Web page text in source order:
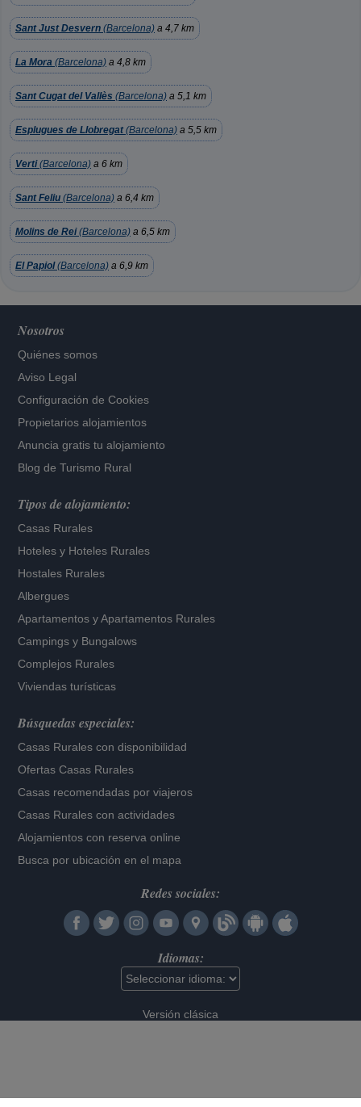
Sant Just Desvern (Barcelona) a 4,7 km
La Mora (Barcelona) a 4,8 km
Sant Cugat del Vallès (Barcelona) a 5,1 km
Esplugues de Llobregat(Barcelona) a 5,5 km
Verti(Barcelona) a 6 km
Sant Feliu (Barcelona) a 6,4 km
Molins de Rei(Barcelona) a 6,5 km
El Papiol(Barcelona) a 6,9 km
Nosotros
Quiénes somos
Aviso Legal
Configuración de Cookies
Propietarios alojamientos
Anuncia gratis tu alojamiento
Blog de Turismo Rural
Tipos de alojamiento:
Casas Rurales
Hoteles y Hoteles Rurales
Hostales Rurales
Albergues
Apartamentos yApartamentos Rurales
Campings y Bungalows
Complejos Rurales
Viviendas turísticas
Búsquedas especiales:
Casas Rurales con disponibilidad
Ofertas Casas Rurales
Casas recomendadas por viajeros
Casas Rurales con actividades
Alojamientos con reserva online
Busca por ubicación en el mapa
Redes sociales:
Idiomas:
Versión clásica